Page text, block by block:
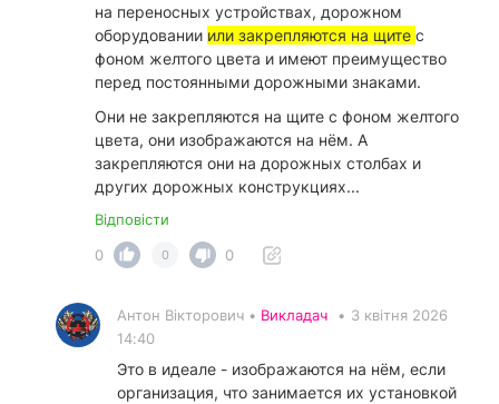
на переносных устройствах, дорожном
оборудовании или закрепляются на щите с
фоном желтого цвета и имеют преимущество
перед постоянными дорожными знаками.
Они не закрепляются на щите с фоном желтого
цвета, они изображаются на нём. А
закрепляются они на дорожных столбах и
других дорожных конструкциях...
Відповісти
0
0 0
Антон Вікторович • Викладач • 3 квітня 2026
14:40
Это в идеале - изображаются на нём, если
организация, что занимается их установкой